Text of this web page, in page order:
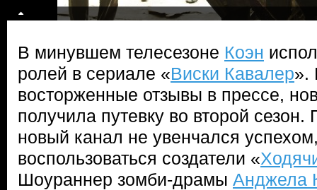
В минувшем телесезоне Коэн
ролей в сериале «Виски Кавалер».
восторженные отзывы в прессе,
получила путевку во второй
новый канал не увенчался
воспользоваться создатели «
Шоураннер зомби-драмы Анджела